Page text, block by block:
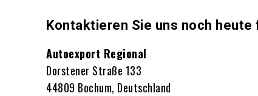
Kontaktieren Sie uns noch
Autoexport Regional
Dorstener Straße 133
44809 Bochum, Deutschland